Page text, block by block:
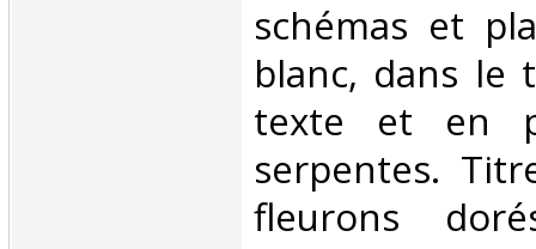
schémas et
blanc, dans le
texte et en
serpentes.
fleurons